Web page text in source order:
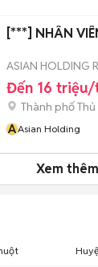
[***] NHÂN
ASIAN HOLDING
Đến 16 triệu/
Thành phố
AAsian Holding
Xem thêm